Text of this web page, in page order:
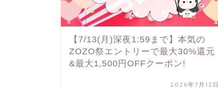
【7/13(月)深夜1:59まで】本気の
ZOZO祭エントリーで最大30%還元
&最大1,500円OFFクーポン!
2026年7月12日